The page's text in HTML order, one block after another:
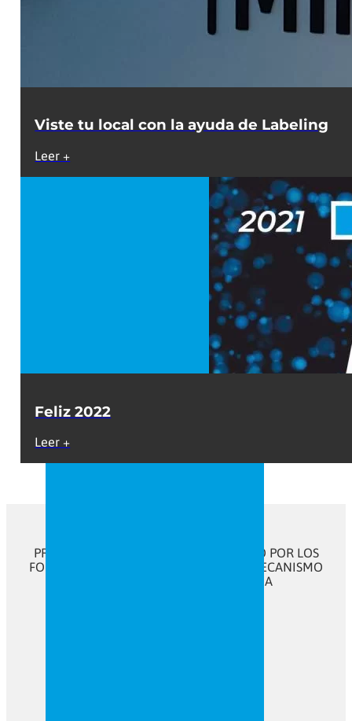
Viste tu local con la ayuda de Labeling
Leer +
Feliz 2022
Leer +
PROGRAMA KIT DIGITAL COFINANCIADO POR LOS
FONDOS NEXT GENERATION (EU) DEL MECANISMO
DE RECUPERACIÓN Y RESILENCIA